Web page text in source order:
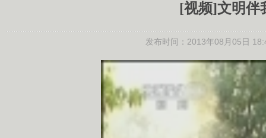
[视频]文明伴
发布时间：2013年08月05日